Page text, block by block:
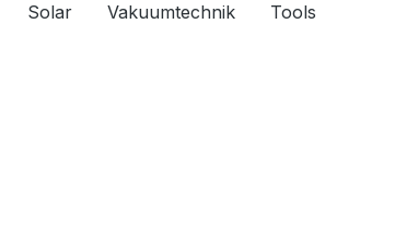
Solar Vakuumtechnik Tools